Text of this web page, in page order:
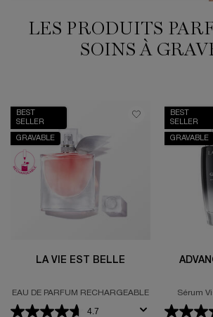
LES PRODUITS
SOINS À
BEST
SELLER
GRAVABLE
LA VIE EST BELLE
EAU DE PARFUM RECHARGEABLE
4.7
BEST
SELLER
GRAVABLE
Sérum